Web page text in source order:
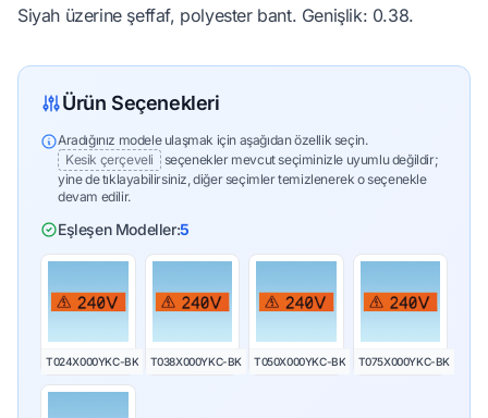
Siyah üzerine şeffaf, polyester bant. Genişlik: 0.38.
Ürün Seçenekleri
Aradığınız modele ulaşmak için aşağıdan özellik seçin.
Kesik çerçeveli
seçenekler mevcut seçiminizle uyumlu değildir;
yine de tıklayabilirsiniz, diğer seçimler temizlenerek o seçenekle
devam edilir.
Eşleşen Modeller:5
T024X000YKC-BK T038X000YKC-BK T050X000YKC-BK T075X000YKC-BK